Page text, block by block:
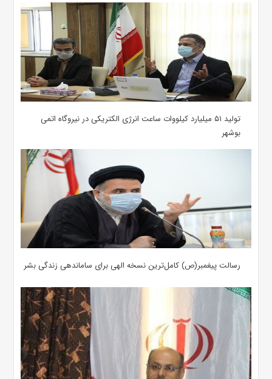
تولید ۵۱ میلیارد کیلووات ساعت انرژی الکتریکی در نیروگاه اتمی
بوشهر
رسالت پیغمبر(ص) کامل‌ترین نسخه الهی برای ساماندهی زندگی بشر